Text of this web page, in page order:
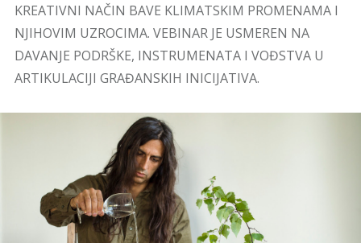
KREATIVNI NAČIN BAVE KLIMATSKIM PROMENAMA I
NJIHOVIM UZROCIMA. VEBINAR JE USMEREN NA
DAVANJE PODRŠKE, INSTRUMENATA I VOĐSTVA U
ARTIKULACIJI GRAĐANSKIH INICIJATIVA.